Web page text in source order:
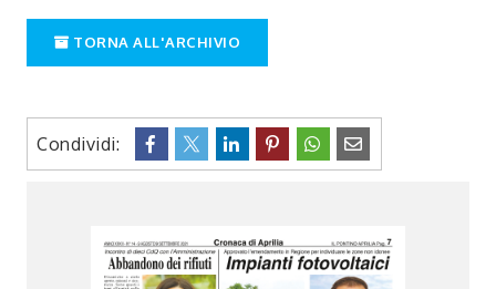
TORNA ALL'ARCHIVIO
Condividi: